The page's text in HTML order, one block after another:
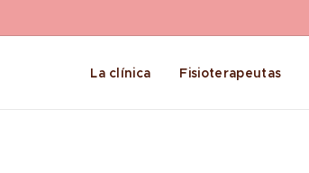
La clínica Fisioterapeutas